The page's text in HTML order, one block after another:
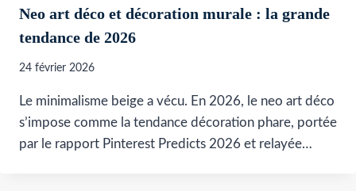
Neo art déco et décoration murale : la grande
tendance de 2026
24 février 2026
Le minimalisme beige a vécu. En 2026, le neo art déco
s’impose comme la tendance décoration phare, portée
par le rapport Pinterest Predicts 2026 et relayée…